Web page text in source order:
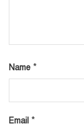
Name *
Email *